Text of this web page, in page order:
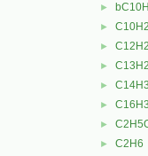
►
►
►
►
►
►
►
► C2H6